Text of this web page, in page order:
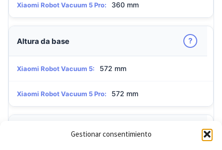
Gestionar consentimiento
Xiaomi Robot Vacuum 5 Pro: 360 mm
Altura da base ?
Xiaomi Robot Vacuum 5: 572 mm
Xiaomi Robot Vacuum 5 Pro: 572 mm
Profundidade da base